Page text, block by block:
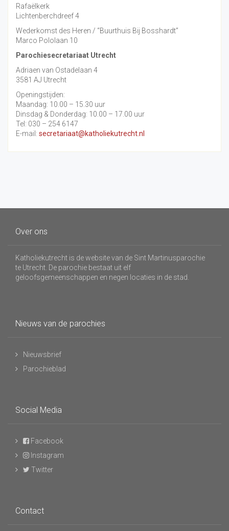
Rafaëlkerk
Lichtenberchdreef 4
Wederkomst des Heren / “Buurthuis Bij Bosshardt”
Marco Pololaan 10
Parochiesecretariaat Utrecht
Adriaen van Ostadelaan 4
3581 AJ Utrecht
Openingstijden:
Maandag: 10.00 – 15.30 uur
Dinsdag & Donderdag: 10.00 – 17.00 uur
Tel: 030 – 254 6147
E-mail: secretariaat@katholiekutrecht.nl
Over ons
Katholiekutrecht is de website van de Sint Martinusparochie
te Utrecht. De parochie bestaat uit elf
geloofsgemeenschappen en negen locaties in de stad.
Nieuws van de parochies
Nieuwsbrief
Parochieblad
Social Media
Facebook
Instagram
Twitter
Contact